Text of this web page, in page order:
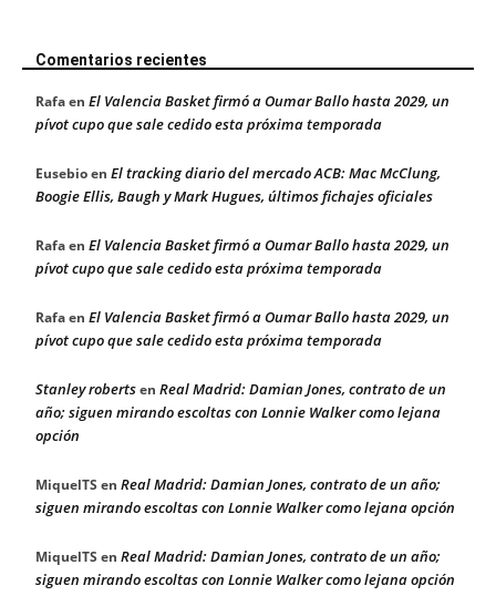
Comentarios recientes
Rafaen El Valencia Basket firmó a Oumar Ballo hasta 2029, un
pívot cupo que sale cedido esta próxima temporada
Eusebioen El tracking diario del mercado ACB: Mac McClung,
Boogie Ellis, Baugh y Mark Hugues, últimos fichajes oficiales
Rafaen El Valencia Basket firmó a Oumar Ballo hasta 2029, un
pívot cupo que sale cedido esta próxima temporada
Rafaen El Valencia Basket firmó a Oumar Ballo hasta 2029, un
pívot cupo que sale cedido esta próxima temporada
Stanley robertsen Real Madrid: Damian Jones, contrato de un
año; siguen mirando escoltas con Lonnie Walker como lejana
opción
MiquelTS en Real Madrid: Damian Jones, contrato de un año;
siguen mirando escoltas con Lonnie Walker como lejana opción
MiquelTS en Real Madrid: Damian Jones, contrato de un año;
siguen mirando escoltas con Lonnie Walker como lejana opción